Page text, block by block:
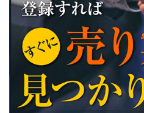
マルチプル法の注意点
マルチプル法の計算方法
マルチプル法のまとめ